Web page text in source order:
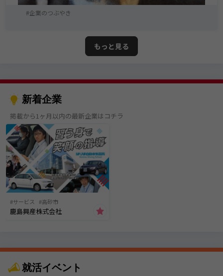
企業のつぶやき
もっと見る
新着企業
掲載から1ヶ月以内の最新企業はコチラ
サービス 高砂市
鹿島興産株式会社
就活イベント